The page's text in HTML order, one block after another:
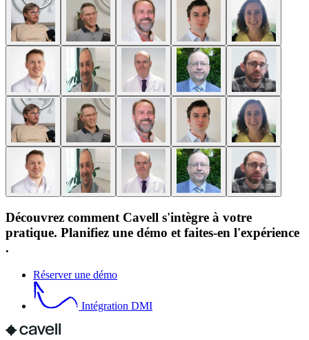
Découvrez comment Cavell s'intègre à votre
pratique. Planifiez une démo et faites-en l'expérience
.
Réserver une démo
Intégration DMI